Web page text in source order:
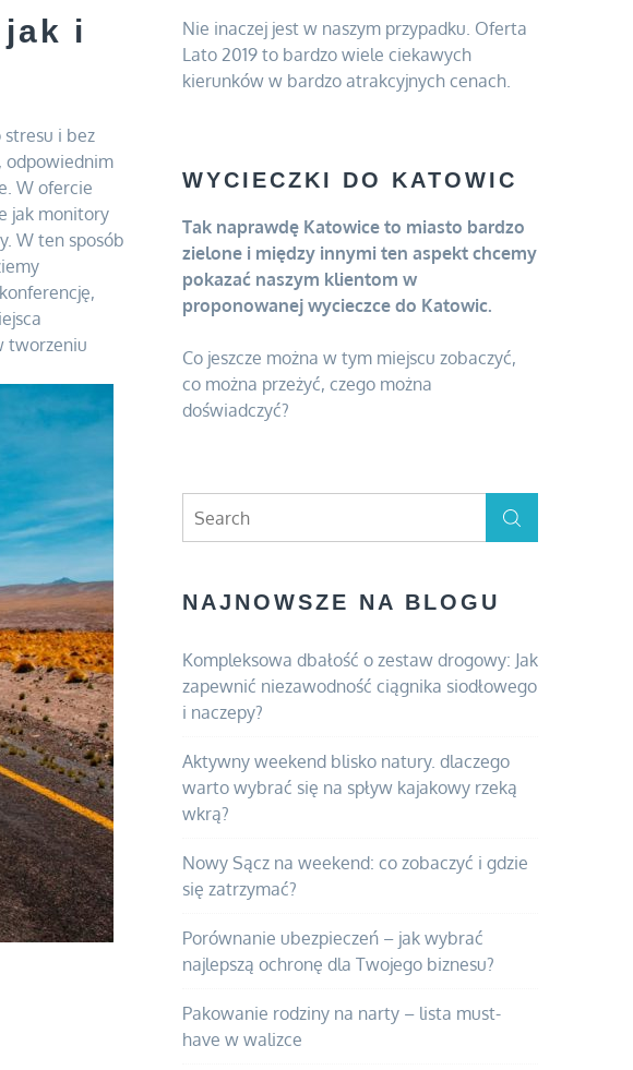
i
stresu i bez
odpowiednim
W ofercie
jak monitory
W ten sposób
tworzeniu
Nie inaczej jest w naszym przypadku. Oferta
Lato 2019 to bardzo wiele ciekawych
kierunków w bardzo atrakcyjnych cenach.
WYCIECZKI DO KATOWIC
Tak naprawdę Katowice to miasto bardzo
zielone i między innymi ten aspekt chcemy
pokazać naszym klientom w
proponowanej wycieczce do Katowic.
Co jeszcze można w tym miejscu zobaczyć,
co można przeżyć, czego można
doświadczyć?
Search
Search
NAJNOWSZE NA BLOGU
Kompleksowa dbałość o zestaw drogowy: Jak
zapewnić niezawodność ciągnika siodłowego
i naczepy?
Aktywny weekend blisko natury. dlaczego
warto wybrać się na spływ kajakowy rzeką
wkrą?
Nowy Sącz na weekend: co zobaczyć i gdzie
się zatrzymać?
Porównanie ubezpieczeń – jak wybrać
najlepszą ochronę dla Twojego biznesu?
Pakowanie rodziny na narty – lista must-
have w walizce